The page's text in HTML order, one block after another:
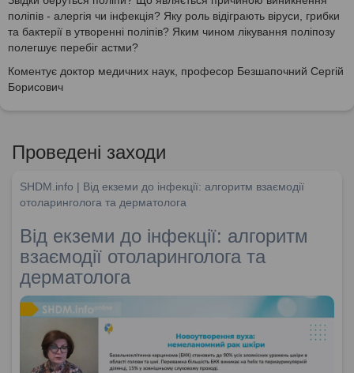
поліпів - алергія чи інфекція? Яку роль відіграють віруси, грибки
та бактерії в утворенні поліпів? Яким чином лікування поліпозу
полегшує перебіг астми?
Коментує доктор медичних наук, професор Безшапочний Сергій
Борисович
Проведені заходи
SHDM.info | Від екземи до інфекції: алгоритм взаємодії
отоларинголога та дерматолога
Від екземи до інфекції: алгоритм
взаємодії отоларинголога та
дерматолога